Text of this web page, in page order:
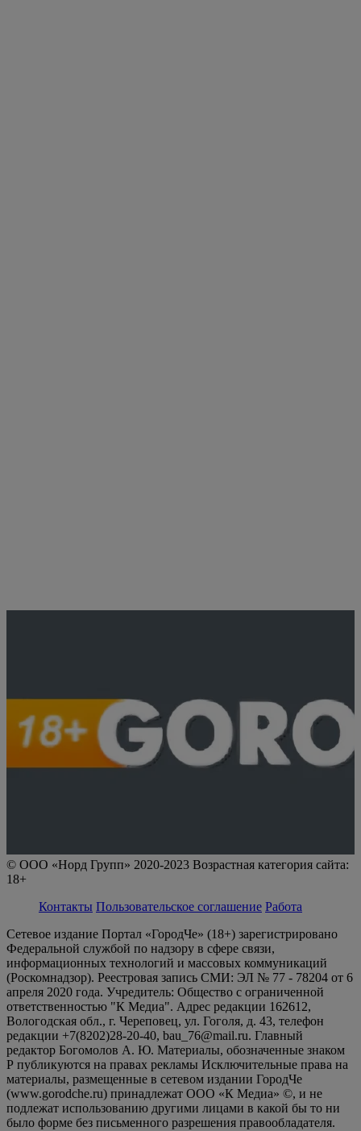
© ООО «Норд Групп» 2020-2023 Возрастная категория сайта:
18+
Контакты Пользовательское соглашение Работа
Сетевое издание Портал «ГородЧе» (18+) зарегистрировано
Федеральной службой по надзору в сфере связи,
информационных технологий и массовых коммуникаций
(Роскомнадзор). Реестровая запись СМИ: ЭЛ № 77 - 78204 от 6
апреля 2020 года. Учредитель: Общество с ограниченной
ответственностью "К Медиа". Адрес редакции 162612,
Вологодская обл., г. Череповец, ул. Гоголя, д. 43, телефон
редакции +7(8202)28-20-40, bau_76@mail.ru. Главный
редактор Богомолов А. Ю. Материалы, обозначенные знаком
Р публикуются на правах рекламы Исключительные права на
материалы, размещенные в сетевом издании ГородЧе
(www.gorodche.ru) принадлежат ООО «К Медиа» ©, и не
подлежат использованию другими лицами в какой бы то ни
было форме без письменного разрешения правообладателя.